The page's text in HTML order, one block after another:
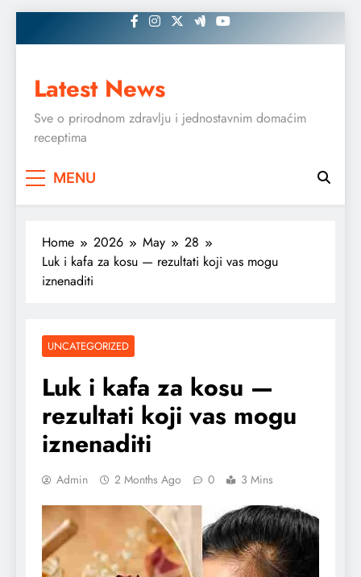
to
Latest News
Sve o prirodnom zdravlju i jednostavnim domaćim
receptima
MENU
Home 2026 May
28
Luk i kafa za kosu — rezultati koji vas mogu
iznenaditi
UNCATEGORIZED
Luk i kafa za kosu —
rezultati koji vas mogu
iznenaditi
Admin 2 Months Ago 0 3 Mins